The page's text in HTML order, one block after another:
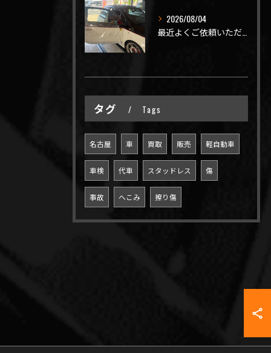
2026/08/04
最近よくご依頼いただく、弊社おすすめメニュー！
タグ Tags
名古屋 車 買取 販売 軽自動車
車検 代車 スタッドレス 傷
事故 へこみ 擦り傷